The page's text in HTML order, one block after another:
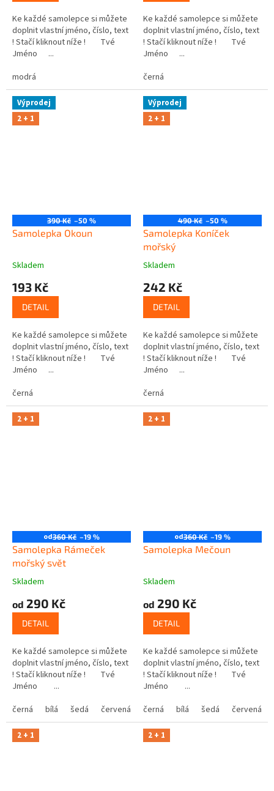
Ke každé samolepce si můžete
doplnit vlastní jméno, číslo, text
! Stačí kliknout níže ! Tvé
Jméno ...
modrá
Ke každé samolepce si můžete
doplnit vlastní jméno, číslo, text
! Stačí kliknout níže ! Tvé
Jméno ...
černá
Výprodej
2 + 1
390 Kč –50 %
Samolepka Okoun
Skladem
193 Kč
DETAIL
Ke každé samolepce si můžete
doplnit vlastní jméno, číslo, text
! Stačí kliknout níže ! Tvé
Jméno ...
černá
Výprodej
2 + 1
490 Kč –50 %
Samolepka Koníček
mořský
Skladem
242 Kč
DETAIL
Ke každé samolepce si můžete
doplnit vlastní jméno, číslo, text
! Stačí kliknout níže ! Tvé
Jméno ...
černá
2 + 1
od360 Kč –19 %
Samolepka Rámeček
mořský svět
Skladem
od 290 Kč
DETAIL
Ke každé samolepce si můžete
doplnit vlastní jméno, číslo, text
! Stačí kliknout níže ! Tvé
Jméno ...
černá
bílá šedá červená modrá žlutá zelená růžová
2 + 1
od360 Kč –19 %
Samolepka Mečoun
Skladem
od 290 Kč
DETAIL
Ke každé samolepce si můžete
doplnit vlastní jméno, číslo, text
! Stačí kliknout níže ! Tvé
Jméno ...
černá
bílá šedá červená
2 + 1 2 + 1